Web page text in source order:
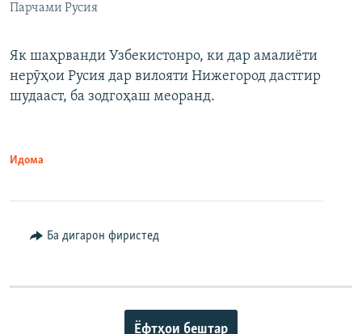
Парчами Русия
Як шаҳрванди Узбекистонро, ки дар амалиёти
нерӯҳои Русия дар вилояти Нижегород дастгир
шудааст, ба зодгоҳаш меоранд.
Идома
Ба дигарон фиристед
Ёфтҳои бештар